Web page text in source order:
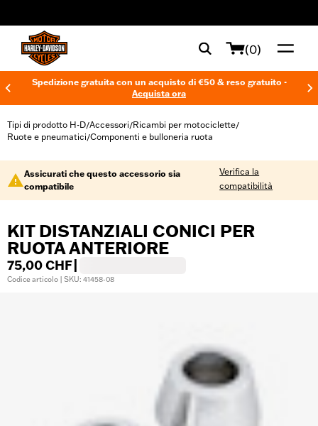
(0)
Spedizione gratuita con un acquisto di €50 & reso gratuito -
Acquista ora
Tipi di prodotto H-D/Accessori/Ricambi per motociclette/
Ruote e pneumatici/Componenti e bulloneria ruota
Assicurati che questo accessorio sia
compatibile
Verifica la
compatibilità
KIT DISTANZIALI CONICI PER
RUOTA ANTERIORE
75,00 CHF
Codice articolo | SKU: 41458-08